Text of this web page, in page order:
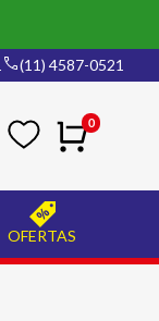
(11) 4587-0521
0
OFERTAS